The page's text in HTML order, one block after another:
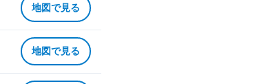
地図で見る
地図で見る